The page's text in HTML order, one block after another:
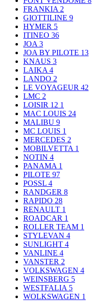
FRANKIA 2
GIOTTILINE 9
HYMER 5
ITINEO 36
JOA 3
JOA BY PILOTE 13
KNAUS 3
LAIKA 4
LANDO 2
LE VOYAGEUR 42
LMC 2
LOISIR 12 1
MAC LOUIS 24
MALIBU 9
MC LOUIS 1
MERCEDES 2
MOBILVETTA 1
NOTIN 4
PANAMA 1
PILOTE 97
POSSL 4
RANDGER 8
RAPIDO 28
RENAULT 1
ROADCAR 1
ROLLER TEAM 1
STYLEVAN 4
SUNLIGHT 4
VANLINE 4
VANSTER 2
VOLKSWAGEN 4
WEINSBERG 5
WESTFALIA 5
WOLKSWAGEN 1